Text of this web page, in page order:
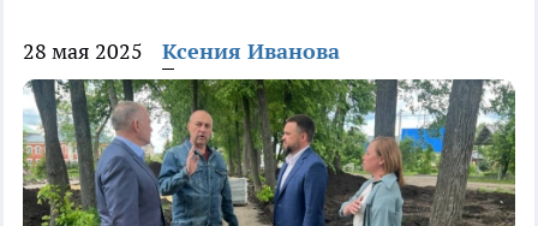
28 мая 2025 Ксения Иванова